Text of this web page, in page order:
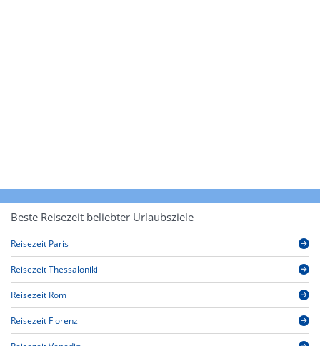
Beste Reisezeit beliebter Urlaubsziele
Reisezeit Paris
Reisezeit Thessaloniki
Reisezeit Rom
Reisezeit Florenz